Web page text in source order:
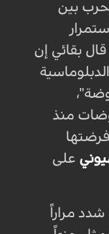
بين
بقائي إن
منذ
فرضتها
على
مراراً